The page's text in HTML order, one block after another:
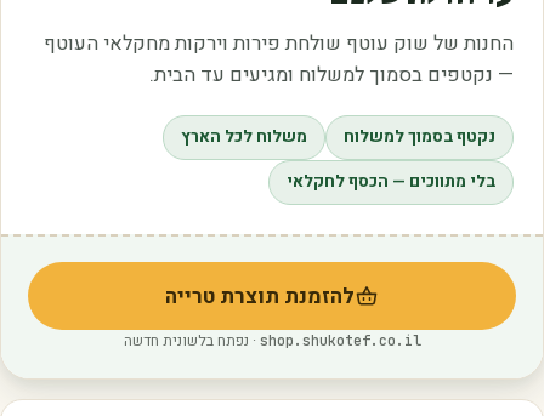
החנות של שוק עוטף שולחת פירות וירקות מחקלאי העוטף
— נקטפים בסמוך למשלוח ומגיעים עד הבית.
נקטף בסמוך למשלוח
משלוח לכל הארץ
בלי מתווכים — הכסף לחקלאי
להזמנת תוצרת טרייה
(נפתח בלשונית חדשה)
shop.shukotef.co.il · נפתח בלשונית חדשה